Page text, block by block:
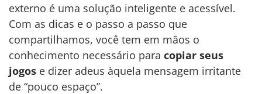
externo é uma solução inteligente e acessível.
Com as dicas e o passo a passo que
compartilhamos, você tem em mãos o
conhecimento necessário para copiar seus
jogos e dizer adeus àquela mensagem irritante
de “pouco espaço”.